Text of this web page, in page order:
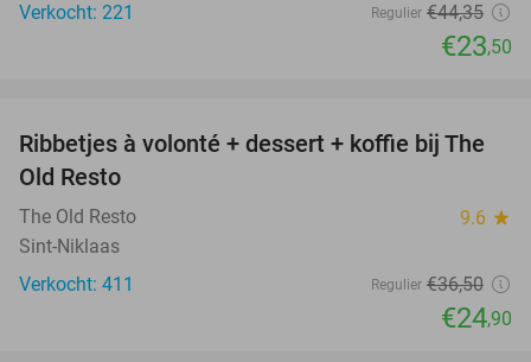
Verkocht: 221
Regulier €44,35
€23,50
32%
Ribbetjes à volonté + dessert + koffie bij The
Old Resto
The Old Resto 9.6 star
Sint-Niklaas
Verkocht: 411
Regulier €36,50
€24,90